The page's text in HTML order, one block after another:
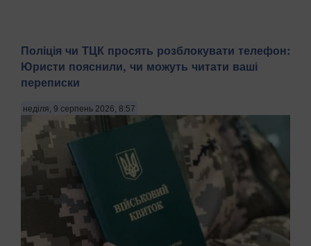
Поліція чи ТЦК просять розблокувати телефон:
Юристи пояснили, чи можуть читати ваші
переписки
неділя, 9 серпень 2026, 8:57